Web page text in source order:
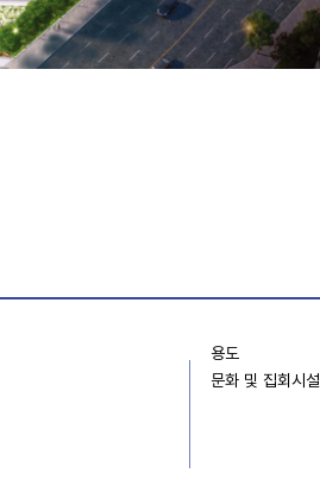
용도
문화 및 집회시설